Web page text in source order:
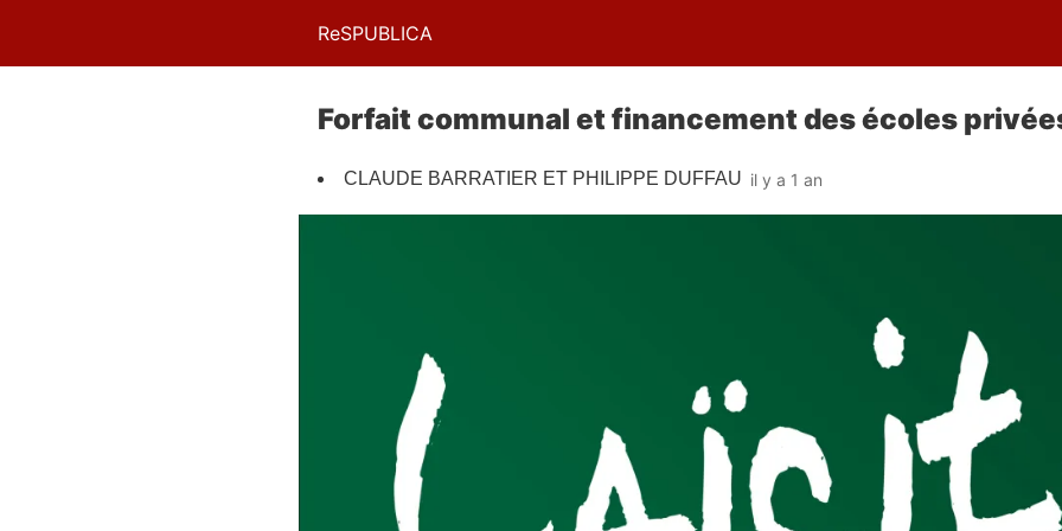
ReSPUBLICA
Forfait communal et financement des écoles
CLAUDE BARRATIER ET PHILIPPE DUFFAU il y a 1 an